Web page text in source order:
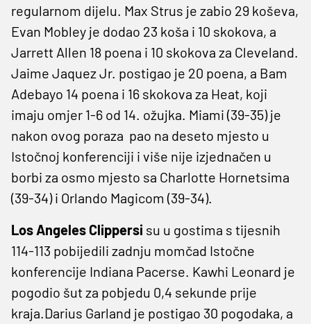
regularnom dijelu. Max Strus je zabio 29 koševa,
Evan Mobley je dodao 23 koša i 10 skokova, a
Jarrett Allen 18 poena i 10 skokova za Cleveland.
Jaime Jaquez Jr. postigao je 20 poena, a Bam
Adebayo 14 poena i 16 skokova za Heat, koji
imaju omjer 1-6 od 14. ožujka. Miami (39-35) je
nakon ovog poraza pao na deseto mjesto u
Istočnoj konferenciji i više nije izjednačen u
borbi za osmo mjesto sa Charlotte Hornetsima
(39-34) i Orlando Magicom (39-34).
Los Angeles Clippersi su u gostima s tijesnih
114-113 pobijedili zadnju momčad Istočne
konferencije Indiana Pacerse. Kawhi Leonard je
pogodio šut za pobjedu 0,4 sekunde prije
kraja.Darius Garland je postigao 30 pogodaka, a